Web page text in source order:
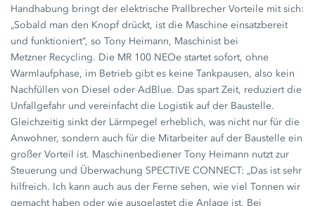
Handhabung bringt der elektrische Prallbrecher Vorteile mit sich:
„Sobald man den Knopf drückt, ist die Maschine einsatzbereit
und funktioniert“, soTony Heimann, Maschinist bei
Metzner Recycling. Die MR 100 NEOe startet sofort, ohne
Warmlaufphase, im Betrieb gibt es keine Tankpausen, also kein
Nachfüllen von Diesel oder AdBlue. Das spart Zeit, reduziert die
Unfallgefahr und vereinfacht die Logistik auf der Baustelle.
Gleichzeitig sinkt der Lärmpegel erheblich, was nicht nur für die
Anwohner, sondern auch für die Mitarbeiter auf der Baustelle ein
großer Vorteil ist. MaschinenbedienerTony Heimann nutzt zur
Steuerung und Überwachung SPECTIVE CONNECT: „Das ist sehr
hilfreich. Ich kann auch aus der Ferne sehen, wie viel Tonnen wir
gemacht haben oder wie ausgelastet die Anlage ist. Bei